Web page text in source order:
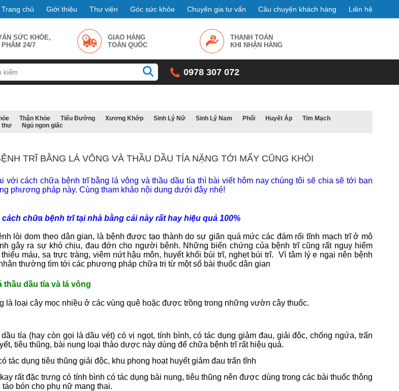
Trang chủ Giới thiệu Thư viện Góc sức khỏe Chuyên gia tư vấn Câu chuyện khách hàng Liên hệ
SỨC KHỎE,
24/7
GIAO HÀNG
TOÀN QUỐC
THANH TOÁN
KHI NHẬN HÀNG
0978 307 072
Thận Khỏe Tiểu Đường Xương Khớp Sinh Lý Nữ Sinh Lý Nam Phổi Huyết Áp
Tim Mạch
thư Ngủ ngon giấc
TRĨ BẰNG LÁ VÔNG VÀ THẦU DẦU TÍA NẶNG TỚI MẤY CŨNG KHỎI
với cách chữa bệnh trĩ bằng lá vông và thầu dầu tía thì bài viết hôm nay chúng tôi sẽ chia sẽ tới bạn
phương pháp này. Cùng tham khảo nội dung dưới đây nhé!
cách chữa bệnh trĩ tại nhà bằng cái này rất hay hiệu quả 100%
lòi dom theo dân gian, là bệnh được tạo thành do sự giãn quá mức các đám rối tĩnh mạch trĩ ở mô
gây ra sự khó chịu, đau đớn cho người bênh. Những biến chứng của bệnh trĩ cũng rất nguy hiểm
máu, sa trực tràng, viêm nứt hậu môn, huyết khối búi trĩ, nghẹt búi trĩ.
Vì tâm lý e ngại nên bệnh
thường tìm tới các phương pháp chữa trị từ một số bài thuốc dân gian
dầu tía và lá vông
là loại cây mọc nhiều ở các vùng quê hoặc được trồng trong những vườn cây thuốc.
tía (hay còn gọi là dầu vét) có vị ngọt, tính bình, có tác dụng giảm đau, giải độc, chống ngứa, trấn
tiêu thũng, bài nung loại thảo dược này dùng để chữa bệnh trĩ rất hiệu quả.
tác dụng tiêu thũng giải độc, khu phong hoạt huyết giảm đau trấn tĩnh
rất đặc trưng có tính bình có tác dụng bài nung, tiêu thũng nên được dùng trong các bài thuốc thông
bón cho phụ nữ mang thai.